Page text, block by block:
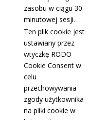
zasobu w ciągu 30-
minutowej sesji.
Ten plik cookie jest
ustawiany przez
wtyczkę RODO
Cookie Consent w
celu
przechowywania
zgody użytkownika
na pliki cookie w